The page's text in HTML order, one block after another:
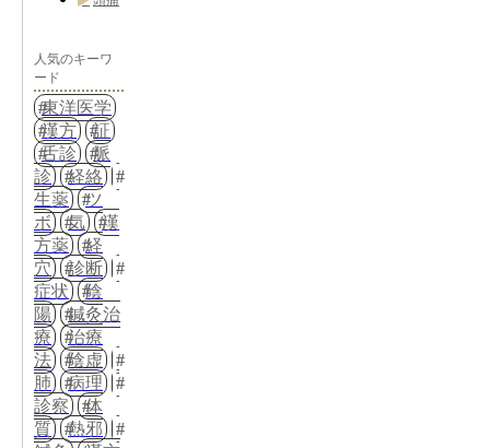
人気のキーワ
ード
東洋医学
漢方
証
舌診
脈
診
経絡
生薬
ツ
ボ
気
漢
方薬
経
穴
診断
症状
陰
陽
鍼灸治
療
治療
法
陰虚
肺
病理
診察
体
質
熱邪